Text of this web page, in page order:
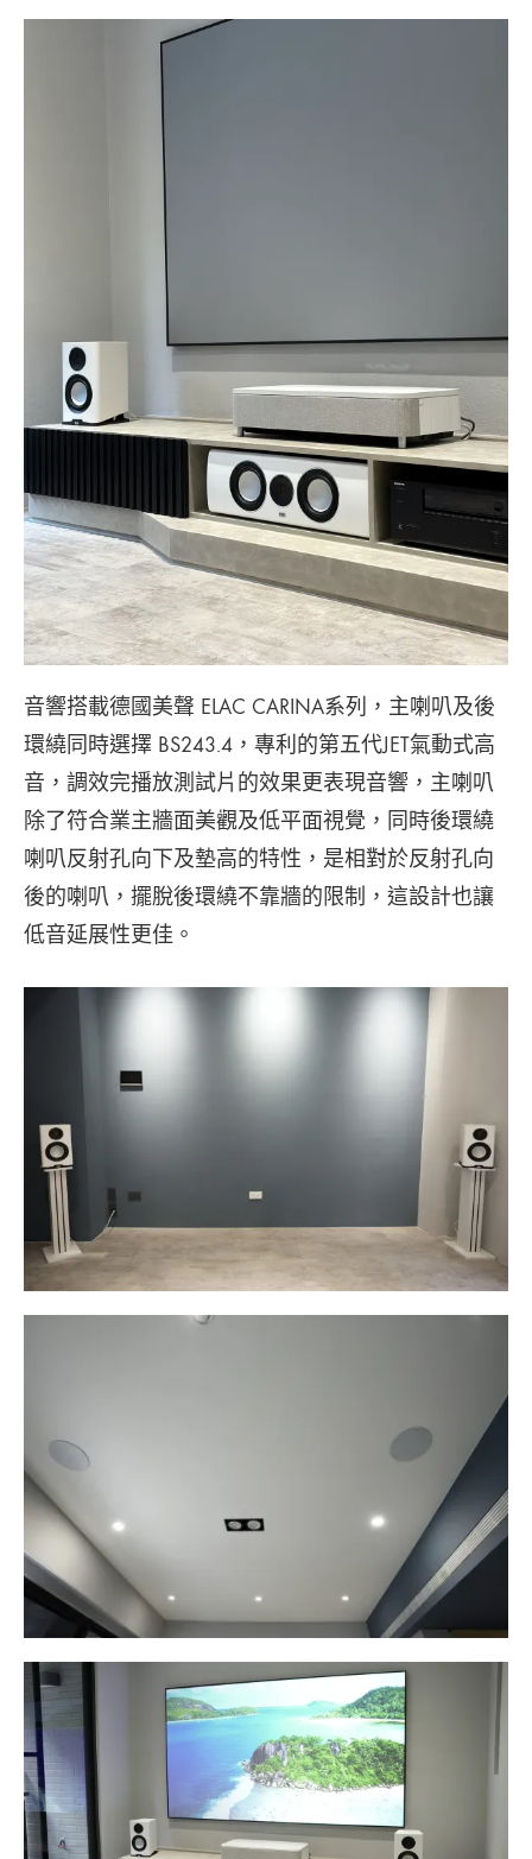
音響搭載德國美聲 ELAC CARINA系列，主喇叭及後
環繞同時選擇 BS243.4，專利的第五代JET氣動式高
音，調效完播放測試片的效果更表現音響，主喇叭
除了符合業主牆面美觀及低平面視覺，同時後環繞
喇叭反射孔向下及墊高的特性，是相對於反射孔向
後的喇叭，擺脫後環繞不靠牆的限制，這設計也讓
低音延展性更佳。